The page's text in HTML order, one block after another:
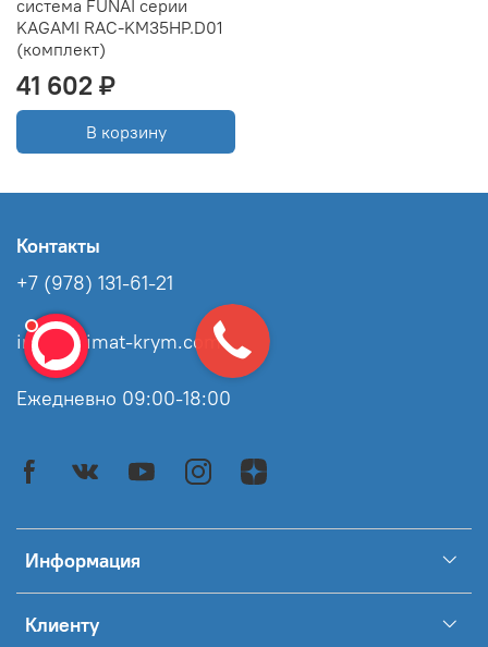
система FUNAI серии
KAGAMI RAC-KM35HP.D01
(комплект)
41 602 ₽
В корзину
Информация
Клиенту
Контакты
+7 (978) 131-61-21
info@klimat-krym.com
Ежедневно 09:00-18:00